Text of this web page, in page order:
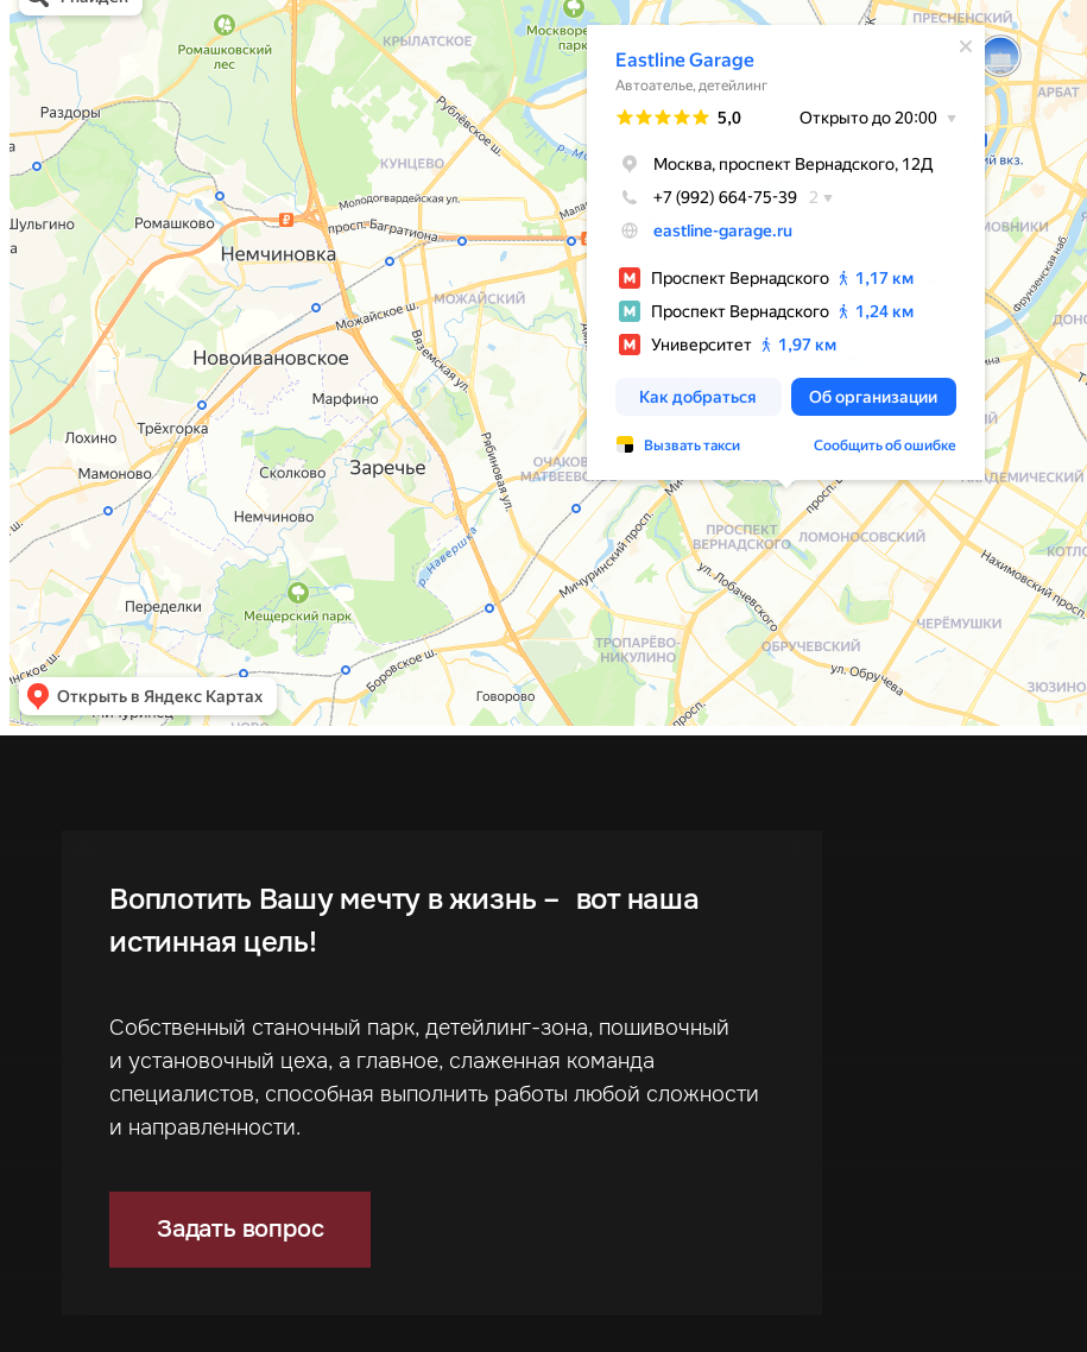
Воплотить Вашу мечту в жизнь – вот наша
истинная цель!
Собственный станочный парк, детейлинг-зона, пошивочный
и установочный цеха, а главное, слаженная команда
специалистов, способная выполнить работы любой сложности
и направленности.
Задать вопрос